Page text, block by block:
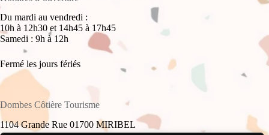
Du mardi au vendredi :
10h à 12h30 et 14h45 à 17h45
Samedi : 9h à 12h
Fermé les jours fériés
Dombes Côtière Tourisme
1104 Grande Rue 01700 MIRIBEL